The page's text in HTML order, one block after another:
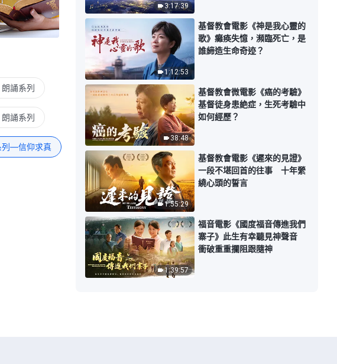
20:21
獨一真神
32:02
【講道系列—信仰求真】神末世道
成肉身為什麽是女性
26:31
【講道系列—信仰求真】主耶穌救
贖了人類，為什麽末世再來還要作
審判工作
37:44
【講道系列—信仰求真】誰能拯救
人類，徹底改變人的命運
26:41
【講道系列—信仰求真】「三位一
體的神」這個説法成立嗎
誦系列
誦系列
列—信仰求真
3:17:39
1:12:53
基督教會電影《神是我心靈的
歌》癱痪失憶，瀕臨死亡，是
誰締造生命奇迹？
38:48
基督教會微電影《癌的考驗》
基督徒身患絶症，生死考驗中
如何經歷？
1:55:29
基督教會電影《遲來的見證》
一段不堪回首的往事 十年縈
繞心頭的誓言
1:39:57
福音電影《國度福音傳進我們
寨子》此生有幸聽見神聲音
衝破重重攔阻跟隨神